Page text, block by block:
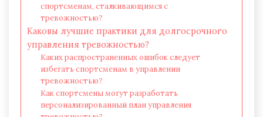
спортсменам, сталкивающимся с
тревожностью?
Каковы лучшие практики для долгосрочного
управления тревожностью?
Каких распространенных ошибок следует
избегать спортсменам в управлении
тревожностью?
Как спортсмены могут разработать
персонализированный план управления